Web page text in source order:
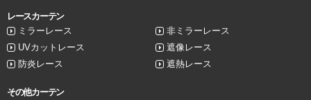
レースカーテン
ミラーレース
非ミラーレース
UVカットレース
遮像レース
防炎レース
遮熱レース
その他カーテン